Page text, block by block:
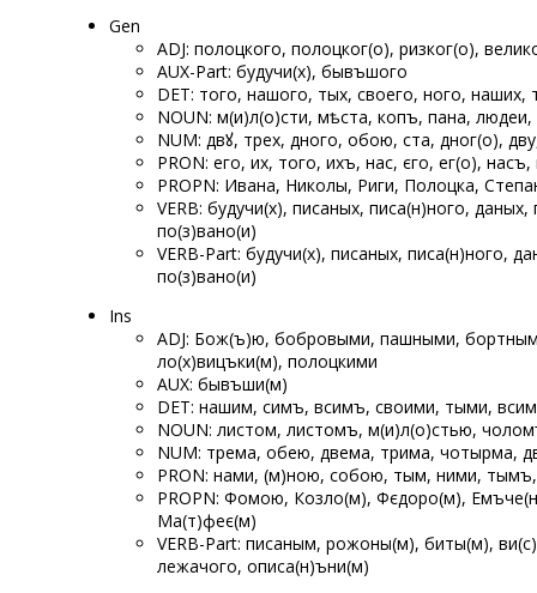
Gen
ADJ: полоцкого, полоцког(о), ризког(о),
AUX-Part: будучи(х), бывъшого
DET: того, нашого, тых, своего, ѡного,
NOUN: м(и)л(о)сти, мѣста, копъ, пана,
NUM: двꙋ, трех, ѡдного, обою, ста, ѡдног(о),
PRON: его, их, того, ихъ, нас, єго, ег(о), насъ,
PROPN: Ивана, Николы, Риги, Полоцка,
VERB: будучи(х), писаных, ѡписа(н)ного,
по(з)вано(и)
VERB-Part: будучи(х), писаных, ѡписа(н)ного,
по(з)вано(и)
Ins
ADJ: Бож(ъ)ю, бобровыми, пашными,
ло(х)вицъки(м), полоцкими
AUX: бывъши(м)
DET: нашим, симъ, всимъ, своими, тыми,
NOUN: листом, листомъ, м(и)л(о)стью,
NUM: трема, обею, двема, трима, чотырма,
PRON: нами, (м)ною, собою, тым, ними,
PROPN: Фомою, Козло(м), Фєѡдоро(м),
Ма(т)феє(м)
VERB-Part: писаным, рожоны(м), биты(м),
лежачого, описа(н)ъни(м)